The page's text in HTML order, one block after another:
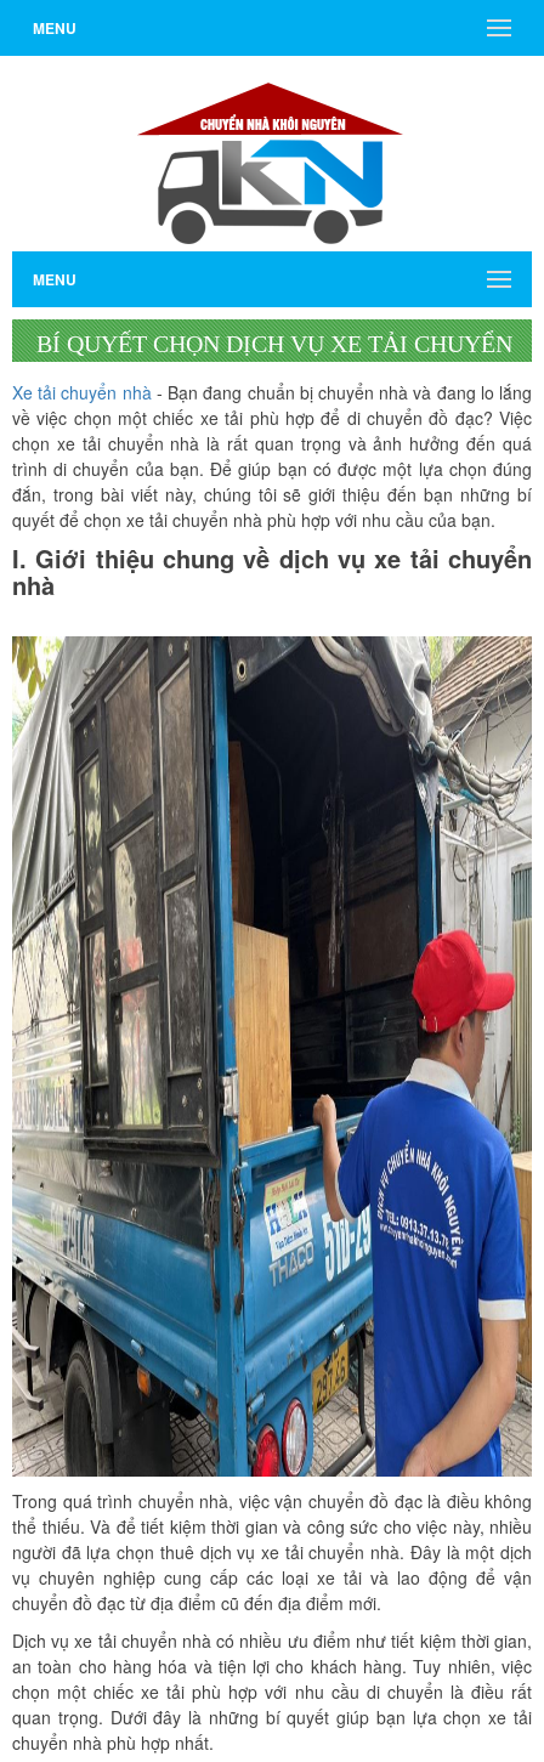
MENU
MENU
BÍ QUYẾT CHỌN DỊCH VỤ XE TẢI CHUYỂN
NHÀ PHÙ HỢP VỚI NHU CẦU CỦA BẠN
Xe tải chuyển nhà- Bạn đang chuẩn bị chuyển nhà và đang lo lắng
về việc chọn một chiếc xe tải phù hợp để di chuyển đồ đạc? Việc
chọn xe tải chuyển nhà là rất quan trọng và ảnh hưởng đến quá
trình di chuyển của bạn. Để giúp bạn có được một lựa chọn đúng
đắn, trong bài viết này, chúng tôi sẽ giới thiệu đến bạn những bí
quyết để chọn xe tải chuyển nhà phù hợp với nhu cầu của bạn.
I. Giới thiệu chung về dịch vụ xe tải chuyển
nhà
Trong quá trình chuyển nhà, việc vận chuyển đồ đạc là điều không
thể thiếu. Và để tiết kiệm thời gian và công sức cho việc này, nhiều
người đã lựa chọn thuê dịch vụ xe tải chuyển nhà. Đây là một dịch
vụ chuyên nghiệp cung cấp các loại xe tải và lao động để vận
chuyển đồ đạc từ địa điểm cũ đến địa điểm mới.
Dịch vụ xe tải chuyển nhà có nhiều ưu điểm như tiết kiệm thời gian,
an toàn cho hàng hóa và tiện lợi cho khách hàng. Tuy nhiên, việc
chọn một chiếc xe tải phù hợp với nhu cầu di chuyển là điều rất
quan trọng. Dưới đây là những bí quyết giúp bạn lựa chọn xe tải
chuyển nhà phù hợp nhất.